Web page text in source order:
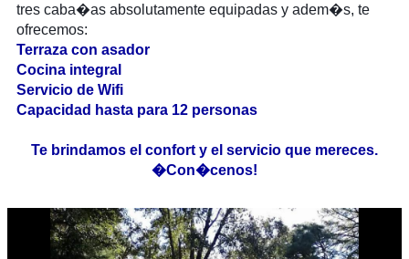
tres caba�as absolutamente equipadas y adem�s, te
ofrecemos:
Terraza con asador
Cocina integral
Servicio de Wifi
Capacidad hasta para 12 personas
Te brindamos el confort y el servicio que mereces.
�Con�cenos!